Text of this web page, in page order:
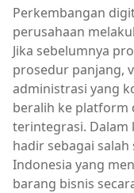
Perkembangan
perusahaan
Jika sebelumnya
prosedur panjang,
administrasi yang
beralih ke platform
terintegrasi. Dalam
hadir sebagai salah
Indonesia yang
barang bisnis